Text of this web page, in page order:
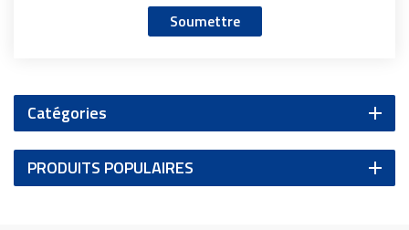
Soumettre
Catégories
PRODUITS POPULAIRES